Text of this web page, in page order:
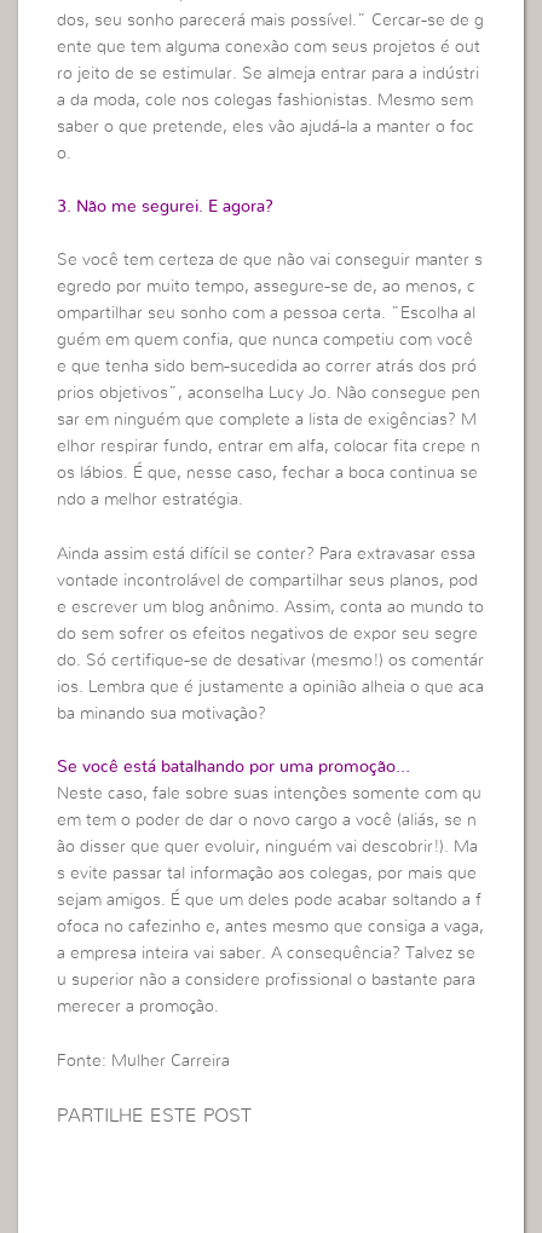
dos, seu sonho parecerá mais possível.” Cercar-se de g
ente que tem alguma conexão com seus projetos é out
ro jeito de se estimular. Se almeja entrar para a indústri
a da moda, cole nos colegas fashionistas. Mesmo sem
saber o que pretende, eles vão ajudá-la a manter o foc
o.
3. Não me segurei. E agora?
Se você tem certeza de que não vai conseguir manter s
egredo por muito tempo, assegure-se de, ao menos, c
ompartilhar seu sonho com a pessoa certa. ”Escolha al
guém em quem confia, que nunca competiu com você
e que tenha sido bem-sucedida ao correr atrás dos pró
prios objetivos”, aconselha Lucy Jo. Não consegue pen
sar em ninguém que complete a lista de exigências? M
elhor respirar fundo, entrar em alfa, colocar fita crepe n
os lábios. É que, nesse caso, fechar a boca continua se
ndo a melhor estratégia.
Ainda assim está difícil se conter? Para extravasar essa
vontade incontrolável de compartilhar seus planos, pod
e escrever um blog anônimo. Assim, conta ao mundo to
do sem sofrer os efeitos negativos de expor seu segre
do. Só certifique-se de desativar (mesmo!) os comentár
ios. Lembra que é justamente a opinião alheia o que aca
ba minando sua motivação?
Se você está batalhando por uma promoção…
Neste caso, fale sobre suas intenções somente com qu
em tem o poder de dar o novo cargo a você (aliás, se n
ão disser que quer evoluir, ninguém vai descobrir!). Ma
s evite passar tal informação aos colegas, por mais que
sejam amigos. É que um deles pode acabar soltando a f
ofoca no cafezinho e, antes mesmo que consiga a vaga,
a empresa inteira vai saber. A consequência? Talvez se
u superior não a considere profissional o bastante para
merecer a promoção.
Fonte: Mulher Carreira
PARTILHE ESTE POST